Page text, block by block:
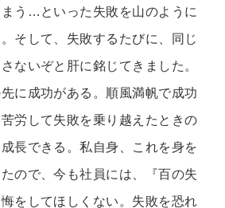
う…といった失敗を山のように
そして、失敗するたびに、同じ
ないぞと肝に銘じてきました。
に成功がある。順風満帆で成功
労して失敗を乗り越えたときの
長できる。私自身、これを身を
ので、今も社員には、『百の失
をしてほしくない。失敗を恐れ